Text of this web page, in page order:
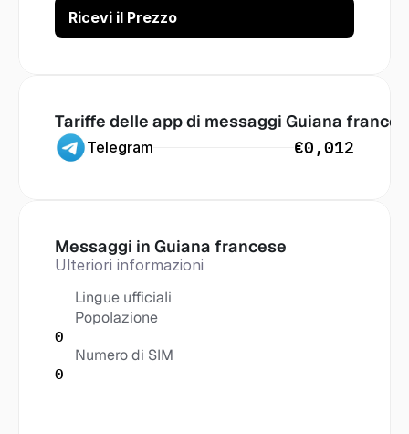
Tariffe delle app di messaggi Guiana
Telegram €0,012
Messaggi in Guiana francese
Ulteriori informazioni
Lingue ufficiali
Popolazione
0
Numero di SIM
0